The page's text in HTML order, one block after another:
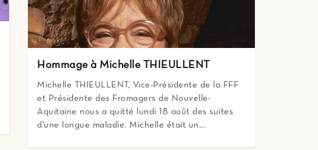
Hommage à Michelle THIEULLENT
Michelle THIEULLENT, Vice-Présidente de la FFF
et Présidente des Fromagers de Nouvelle-
Aquitaine nous a quitté lundi 18 août des suites
d'une longue maladie. Michelle était un...